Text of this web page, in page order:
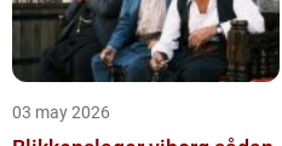
03 may 2026